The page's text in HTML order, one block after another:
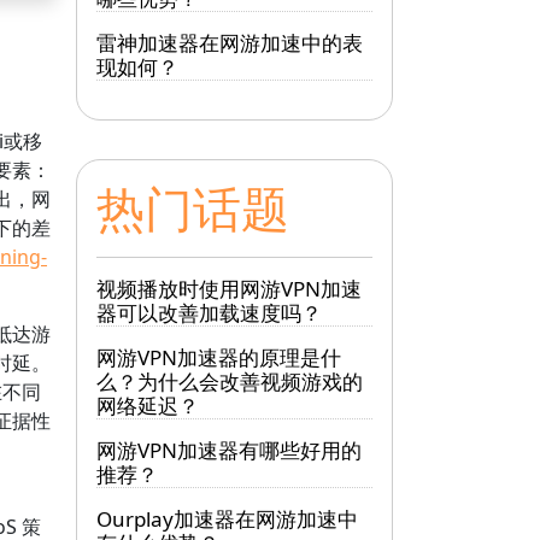
移
：
，网
的差
达游
。
同
据性
策
雷神加速器在网游加速中的表
现如何？
热门话题
视频播放时使用网游VPN加速
器可以改善加载速度吗？
网游VPN加速器的原理是什
么？为什么会改善视频游戏的
网络延迟？
网游VPN加速器有哪些好用的
推荐？
Ourplay加速器在网游加速中